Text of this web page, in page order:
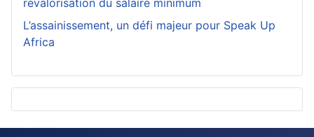
revalorisation du salaire minimum
L’assainissement, un défi majeur pour Speak Up
Africa